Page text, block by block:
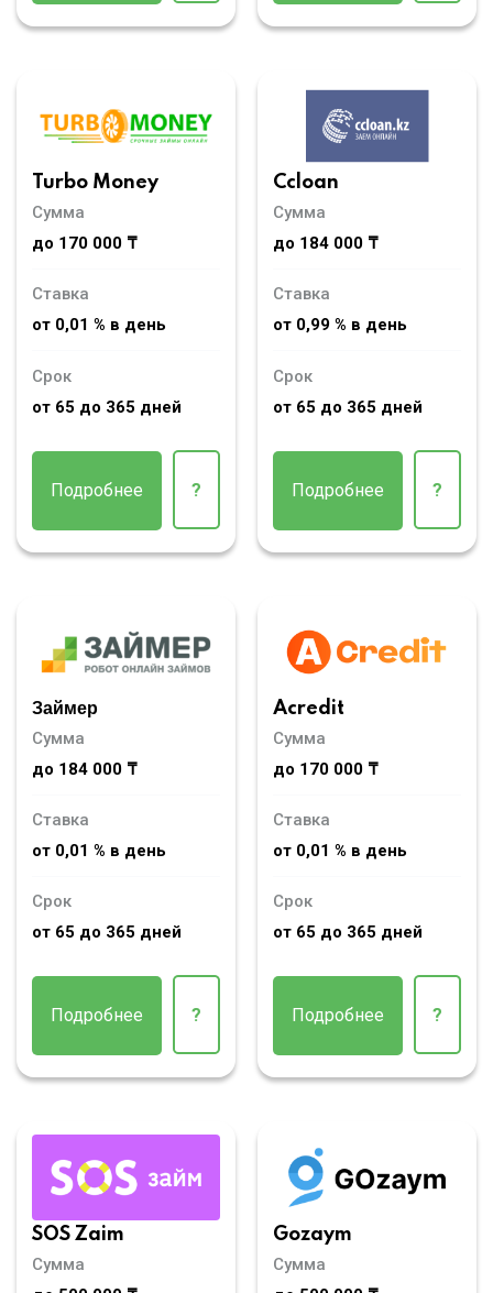
Turbo Money
Сумма
до 170 000 ₸
Ставка
от 0,01 % в день
Срок
от 65 до 365 дней
Подробнее ?
Ccloan
Сумма
до 184 000 ₸
Ставка
от 0,99 % в день
Срок
от 65 до 365 дней
Подробнее ?
Займер
Сумма
до 184 000 ₸
Ставка
от 0,01 % в день
Срок
от 65 до 365 дней
Подробнее ?
Acredit
Сумма
до 170 000 ₸
Ставка
от 0,01 % в день
Срок
от 65 до 365 дней
Подробнее ?
SOS Zaim
Сумма
Gozaym
Сумма